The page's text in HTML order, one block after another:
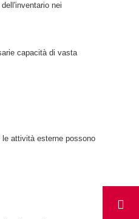
nei
capacità di vasta
attività esterne possono